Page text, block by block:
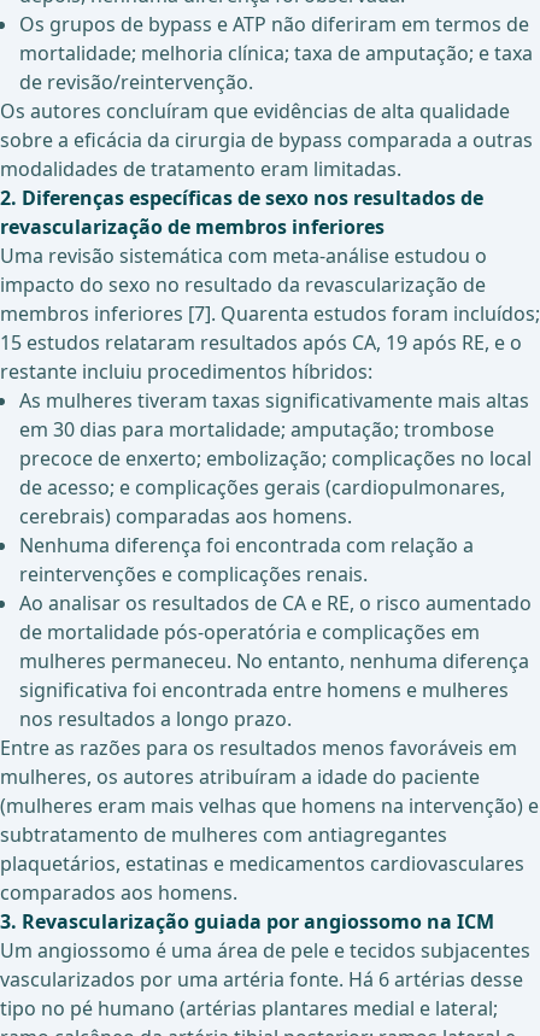
Os grupos de bypass e ATP não diferiram em termos de
mortalidade; melhoria clínica; taxa de amputação; e taxa
de revisão/reintervenção.
Os autores concluíram que evidências de alta qualidade
sobre a eficácia da cirurgia de bypass comparada a outras
modalidades de tratamento eram limitadas.
2. Diferenças específicas de sexo nos resultados de
revascularização de membros inferiores
Uma revisão sistemática com meta-análise estudou o
impacto do sexo no resultado da revascularização de
membros inferiores [7]. Quarenta estudos foram incluídos;
15 estudos relataram resultados após CA, 19 após RE, e o
restante incluiu procedimentos híbridos:
As mulheres tiveram taxas significativamente mais altas
em 30 dias para mortalidade; amputação; trombose
precoce de enxerto; embolização; complicações no local
de acesso; e complicações gerais (cardiopulmonares,
cerebrais) comparadas aos homens.
Nenhuma diferença foi encontrada com relação a
reintervenções e complicações renais.
Ao analisar os resultados de CA e RE, o risco aumentado
de mortalidade pós-operatória e complicações em
mulheres permaneceu. No entanto, nenhuma diferença
significativa foi encontrada entre homens e mulheres
nos resultados a longo prazo.
Entre as razões para os resultados menos favoráveis em
mulheres, os autores atribuíram a idade do paciente
(mulheres eram mais velhas que homens na intervenção) e
subtratamento de mulheres com antiagregantes
plaquetários, estatinas e medicamentos cardiovasculares
comparados aos homens.
3. Revascularização guiada por angiossomo na ICM
Um angiossomo é uma área de pele e tecidos subjacentes
vascularizados por uma artéria fonte. Há 6 artérias desse
tipo no pé humano (artérias plantares medial e lateral;